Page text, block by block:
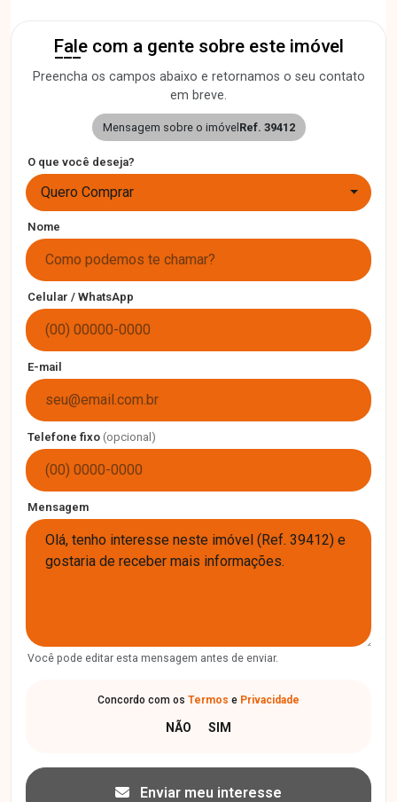
Fale com a gente sobre este imóvel
Preencha os campos abaixo e retornamos o seu contato
em breve.
Mensagem sobre o imóvel Ref. 39412
O que você deseja?
Quero Comprar
Nome
Celular / WhatsApp
E-mail
Telefone fixo (opcional)
Mensagem
Você pode editar esta mensagem antes de enviar.
Concordo com os Termos e Privacidade
Enviar meu interesse